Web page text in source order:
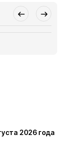
2026 года